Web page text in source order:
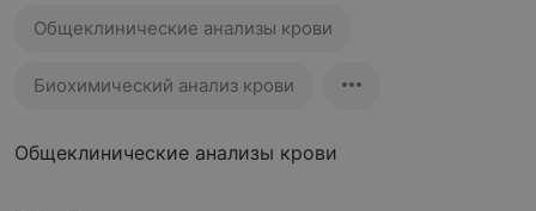
Общеклинические анализы крови
Биохимический анализ крови
Общеклинические анализы крови